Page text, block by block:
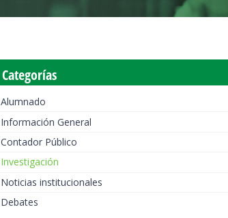
Categorías
Alumnado
Información General
Contador Público
Investigación
Noticias institucionales
Debates